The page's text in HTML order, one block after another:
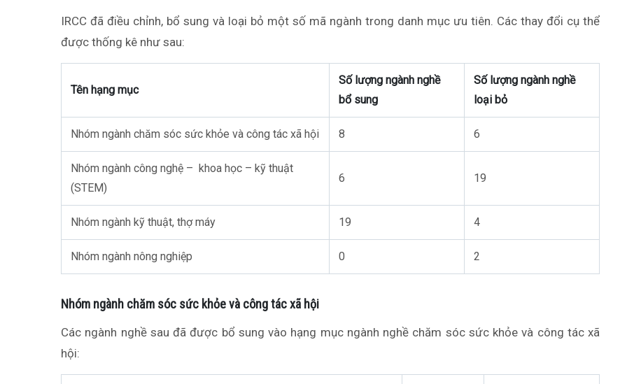
IRCC đã điều chỉnh, bổ sung và loại bỏ một số mã ngành trong danh mục ưu tiên. Các thay đổi cụ thể
được thống kê như sau:
Tên hạng mục
Số lượng ngành nghề
bổ sung
Số lượng ngành nghề
loại bỏ
Nhóm ngành chăm sóc sức khỏe và công tác xã hội 8 6
Nhóm ngành công nghệ – khoa học – kỹ thuật
(STEM)
6 19
Nhóm ngành kỹ thuật, thợ máy 19 4
Nhóm ngành nông nghiệp 0 2
Nhóm ngành chăm sóc sức khỏe và công tác xã hội
Các ngành nghề sau đã được bổ sung vào hạng mục ngành nghề chăm sóc sức khỏe và công tác xã
hội: